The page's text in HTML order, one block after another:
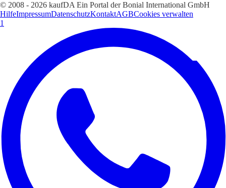
© 2008 - 2026 kaufDA Ein Portal der Bonial International GmbH
HilfeImpressumDatenschutzKontaktAGBCookies verwalten
1